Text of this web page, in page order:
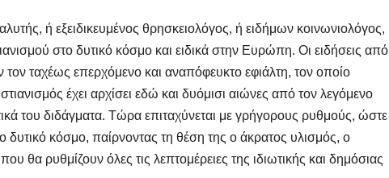
ή εξειδικευμένος θρησκειολόγος, ή ειδήμων κοινωνιολόγος,
στο δυτικό κόσμο και ειδικά στην Ευρώπη. Οι ειδήσεις από
τον ταχέως επερχόμενο και αναπόφευκτο εφιάλτη, τον οποίο
έχει αρχίσει εδώ και δυόμισι αιώνες από τον λεγόμενο
του διδάγματα. Τώρα επιταχύνεται με γρήγορους ρυθμούς, ώστε
δυτικό κόσμο, παίρνοντας τη θέση της ο άκρατος υλισμός, ο
θα ρυθμίζουν όλες τις λεπτομέρειες της ιδιωτικής και δημόσιας